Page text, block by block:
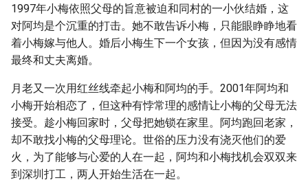
1997年小梅依照父母的旨意被迫和同村的一小伙结婚，这
对阿均是个沉重的打击。她不敢告诉小梅，只能眼睁睁地看
着小梅嫁与他人。婚后小梅生下一个女孩，但因为没有感情
最终和丈夫离婚。
月老又一次用红丝线牵起小梅和阿均的手。2001年阿均和
小梅开始相恋了，但这种有悖常理的感情让小梅的父母无法
接受。趁小梅回家时，父母把她锁在家里。阿均跑回老家，
却不敢找小梅的父母理论。世俗的压力没有浇灭他们的爱
火，为了能够与心爱的人在一起，阿均和小梅找机会双双来
到深圳打工，两人开始生活在一起。